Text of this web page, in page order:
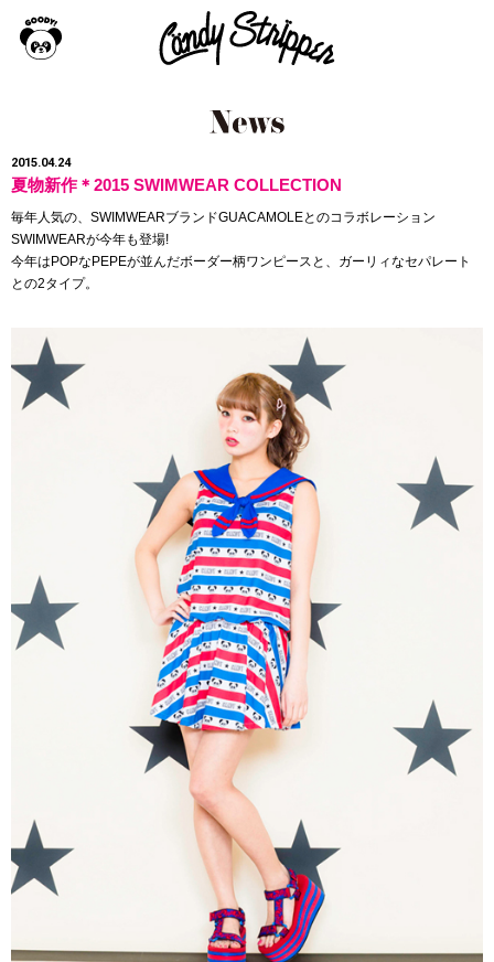
2015.04.24
夏物新作＊2015 SWIMWEAR COLLECTION
毎年人気の、SWIMWEARブランドGUACAMOLEとのコラボレーション
SWIMWEARが今年も登場!
今年はPOPなPEPEが並んだボーダー柄ワンピースと、ガーリィなセパレート
との2タイプ。